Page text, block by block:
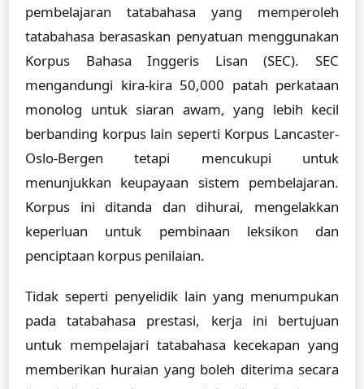
pembelajaran tatabahasa yang memperoleh
tatabahasa berasaskan penyatuan menggunakan
Korpus Bahasa Inggeris Lisan (SEC). SEC
mengandungi kira-kira 50,000 patah perkataan
monolog untuk siaran awam, yang lebih kecil
berbanding korpus lain seperti Korpus Lancaster-
Oslo-Bergen tetapi mencukupi untuk
menunjukkan keupayaan sistem pembelajaran.
Korpus ini ditanda dan dihurai, mengelakkan
keperluan untuk pembinaan leksikon dan
penciptaan korpus penilaian.
Tidak seperti penyelidik lain yang menumpukan
pada tatabahasa prestasi, kerja ini bertujuan
untuk mempelajari tatabahasa kecekapan yang
memberikan huraian yang boleh diterima secara